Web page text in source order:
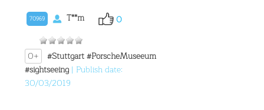
70969 T**m 0
0+ #Stuttgart#PorscheMuseeum
#sightseeing | Publish date:
30/03/2019